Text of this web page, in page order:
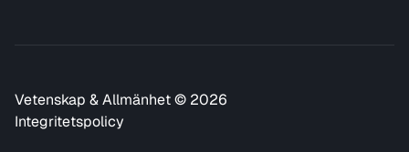
Vetenskap & Allmänhet © 2026
Integritetspolicy